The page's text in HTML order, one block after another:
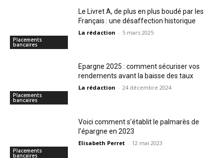
Placements
bancaires
Le Livret A, de plus en plus boudé par les
Français : une désaffection historique
La rédaction - 5 mars 2025
Placements
bancaires
Epargne 2025 : comment sécuriser vos
rendements avant la baisse des taux
La rédaction - 24 décembre 2024
Placements
bancaires
Voici comment s’établit le palmarès de
l’épargne en 2023
Elisabeth Perret - 12 mai 2023